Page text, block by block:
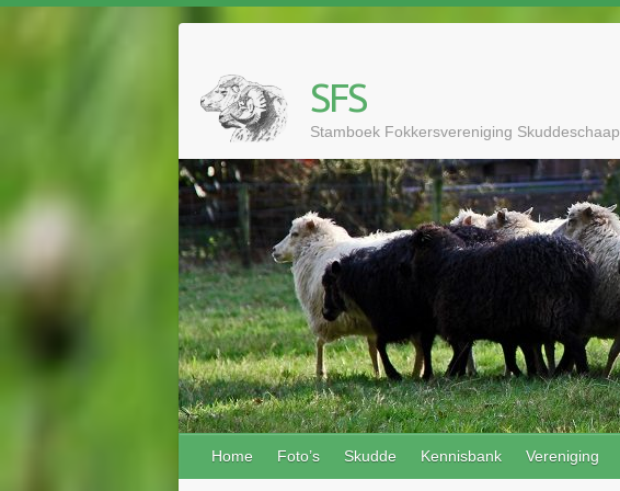
SFS
Stamboek Fokkersvereniging Skuddeschaap
Home Foto’s Skudde Kennisbank Vereniging